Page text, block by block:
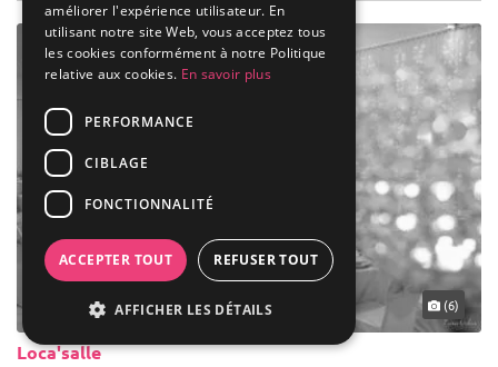
(6)
Loca'salle
améliorer l'expérience utilisateur. En
utilisant notre site Web, vous acceptez tous
les cookies conformément à notre Politique
relative aux cookies. En savoir plus
PERFORMANCE
CIBLAGE
FONCTIONNALITÉ
ACCEPTER TOUT REFUSER TOUT
AFFICHER LES DÉTAILS